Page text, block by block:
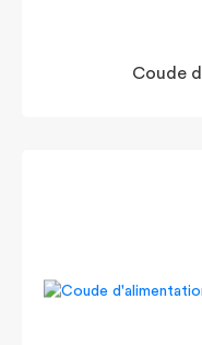
Coude